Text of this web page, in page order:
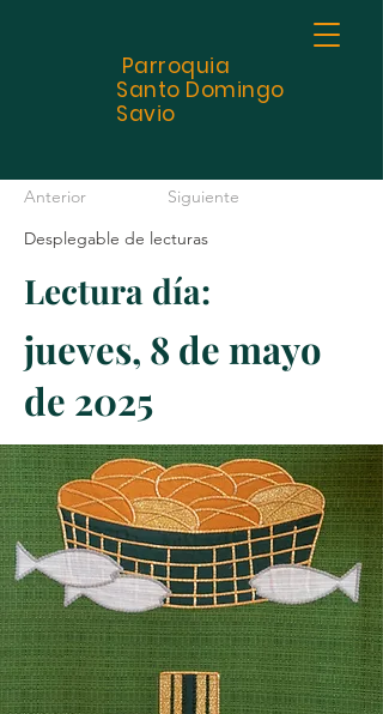
Parroquia
Santo Domingo
Savio
Anterior
Siguiente
Desplegable de lecturas
Lectura día:
jueves, 8 de mayo
de 2025